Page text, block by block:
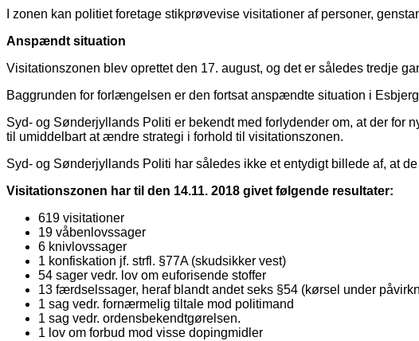
I zonen kan politiet foretage stikprøvevise visitationer af personer,
Anspændt situation
Visitationszonen blev oprettet den 17. august, og det er således tredje
Baggrunden for forlængelsen er den fortsat anspændte situation i
Syd- og Sønderjyllands Politi er bekendt med forlydender om, at der for
til umiddelbart at ændre strategi i forhold til visitationszonen.
Syd- og Sønderjyllands Politi har således ikke et entydigt billede af, at
Visitationszonen har til den 14.11. 2018 givet følgende resultater:
619 visitationer
19 våbenlovssager
6 knivlovssager
1 konfiskation jf. strfl. §77A (skudsikker vest)
54 sager vedr. lov om euforisende stoffer
13 færdselssager, heraf blandt andet seks §54 (kørsel under
1 sag vedr. fornærmelig tiltale mod politimand
1 sag vedr. ordensbekendtgørelsen.
1 lov om forbud mod visse dopingmidler